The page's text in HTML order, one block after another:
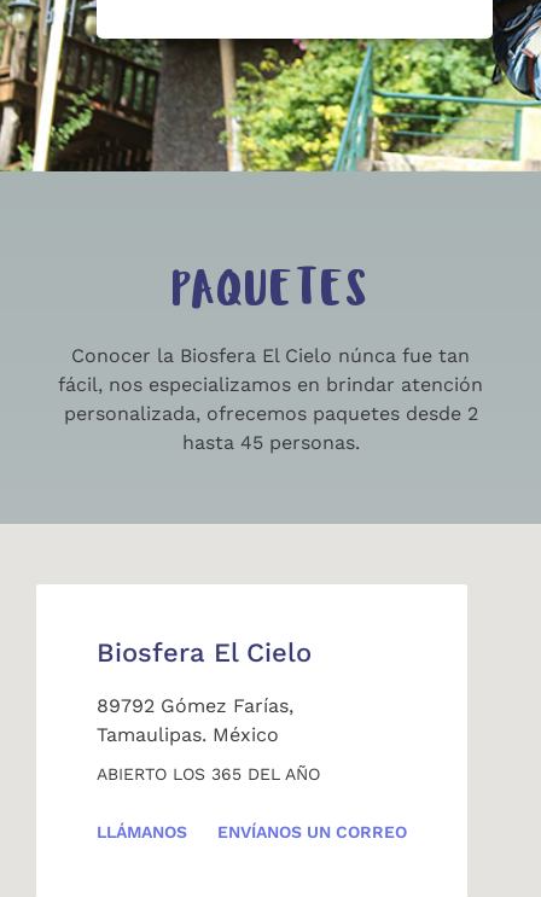
PAQUETES
Conocer la Biosfera El Cielo núnca fue tan
fácil, nos especializamos en brindar atención
personalizada, ofrecemos paquetes desde 2
hasta 45 personas.
Biosfera El Cielo
89792 Gómez Farías,
Tamaulipas. México
ABIERTO LOS 365 DEL AÑO
LLÁMANOS ENVÍANOS UN CORREO